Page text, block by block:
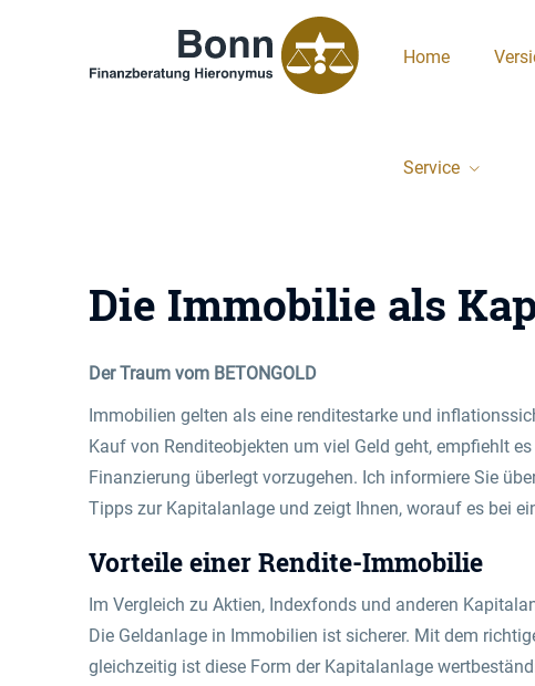
Home
Service
Die Immobilie als
Der Traum vom BETONGOLD
Immobilien gelten als eine renditestarke und
Kauf von Renditeobjekten um viel Geld geht, empfiehlt
Finanzierung überlegt vorzugehen. Ich informiere Sie
Tipps zur Kapitalanlage und zeigt Ihnen, worauf es bei
Vorteile einer Rendite-Immobilie
Im Vergleich zu Aktien, Indexfonds und anderen
Die Geldanlage in Immobilien ist sicherer. Mit dem
gleichzeitig ist diese Form der Kapitalanlage